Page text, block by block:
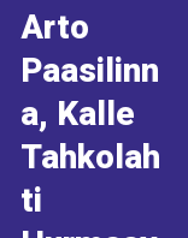
Arto
Paasilinn
a, Kalle
Tahkolah
ti